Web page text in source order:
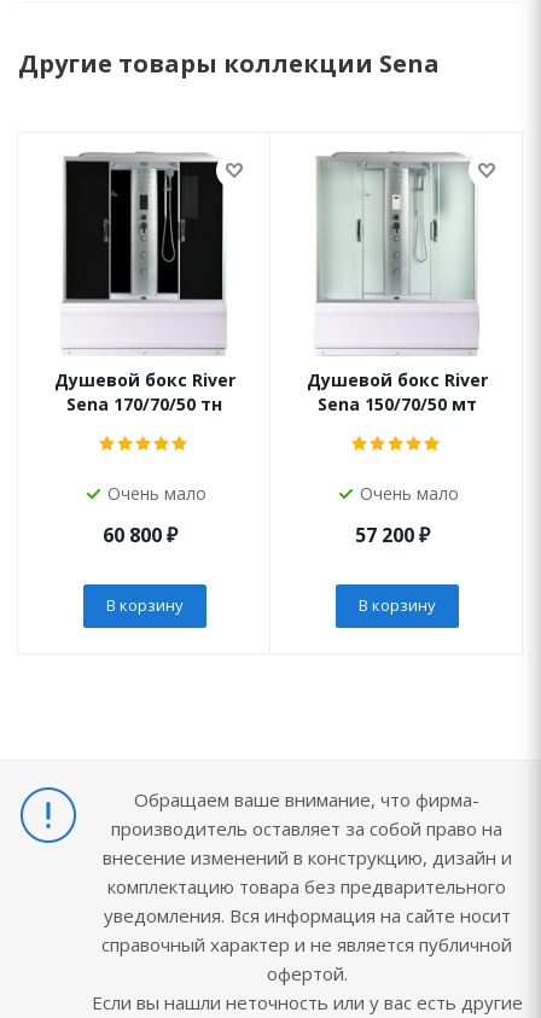
Другие товары коллекции Sena
Душевой бокс River
Sena 170/70/50 тн
Очень мало
60 800₽
В корзину
Душевой бокс River
Sena 150/70/50 мт
Очень мало
57 200₽
В корзину
Обращаем ваше внимание, что фирма-
производитель оставляет за собой право на
внесение изменений в конструкцию, дизайн и
комплектацию товара без предварительного
уведомления. Вся информация на сайте носит
справочный характер и не является публичной
офертой.
Если вы нашли неточность или у вас есть другие